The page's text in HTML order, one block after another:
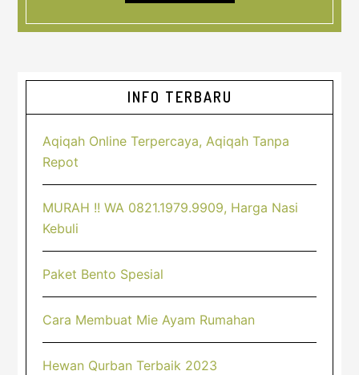
Sidebar
Utama
INFO TERBARU
Aqiqah Online Terpercaya, Aqiqah Tanpa
Repot
MURAH !! WA 0821.1979.9909, Harga Nasi
Kebuli
Paket Bento Spesial
Cara Membuat Mie Ayam Rumahan
Hewan Qurban Terbaik 2023